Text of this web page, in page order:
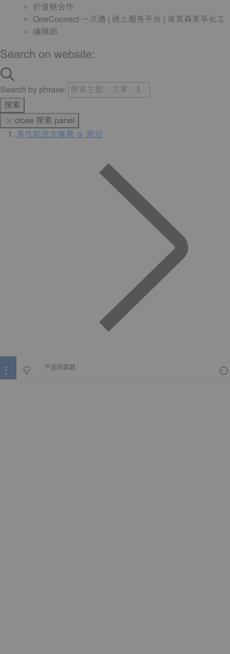
价值链合作
OneConnect 一点通 | 线上服务平台 | 埃克森美孚化工
编辑部
Search on website:
Search by phrase:
搜索
close 搜索 panel
高性能茂金属聚 α 烯烃
产品检索器